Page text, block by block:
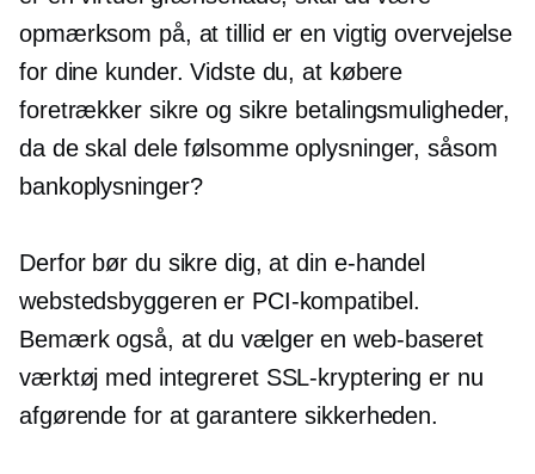
opmærksom på, at tillid er en vigtig overvejelse
for dine kunder. Vidste du, at købere
foretrækker sikre og sikre betalingsmuligheder,
da de skal dele følsomme oplysninger, såsom
bankoplysninger?
Derfor bør du sikre dig, at din e-handel
webstedsbyggeren er PCI-kompatibel.
Bemærk også, at du vælger enweb-baseret
værktøj med integreret SSL-kryptering er nu
afgørende for at garantere sikkerheden.